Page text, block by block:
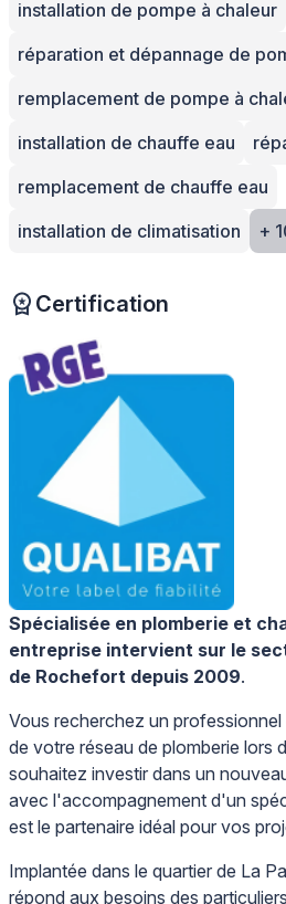
installation de pompe à chaleur
réparation et dépannage de
remplacement de pompe à
installation de chauffe eau
remplacement de chauffe eau
installation de climatisation
Certification
Spécialisée en plomberie et
entreprise intervient sur le
de Rochefort depuis 2009.
Vous recherchez un
de votre réseau de plomberie lors
souhaitez investir dans un
avec l'accompagnement d'un
est le partenaire idéal pour vos
Implantée dans le quartier de La
répond aux besoins des